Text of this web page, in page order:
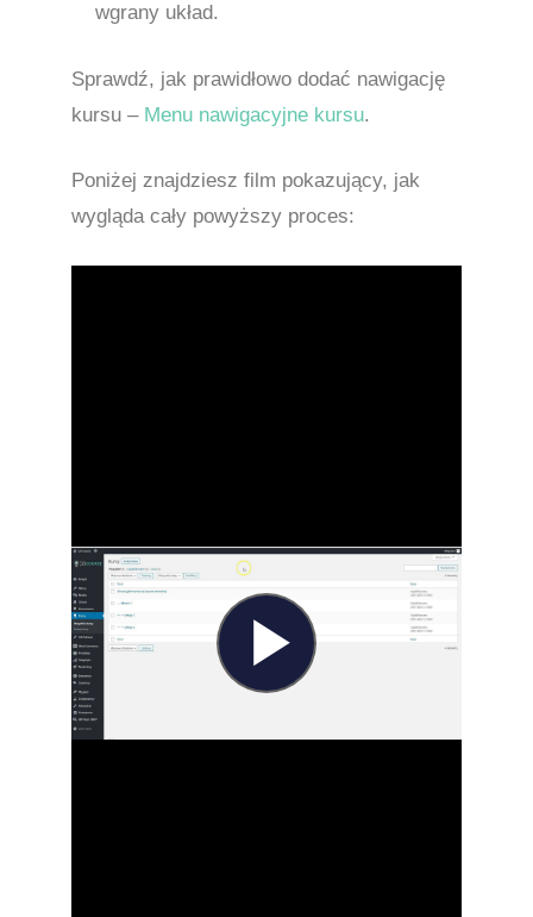
wgrany układ.
Sprawdź, jak prawidłowo dodać nawigację
kursu – Menu nawigacyjne kursu.
Poniżej znajdziesz film pokazujący, jak
wygląda cały powyższy proces: